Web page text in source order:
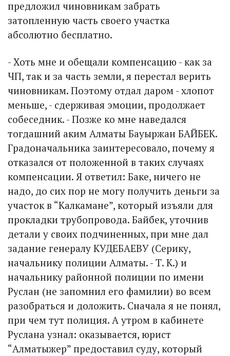
предложил чиновникам забрать
затопленную часть своего участка
абсолютно бесплатно.
- Хоть мне и обещали компенсацию - как за
ЧП, так и за часть земли, я перестал верить
чиновникам. Поэтому отдал даром - хлопот
меньше, - сдерживая эмоции, продолжает
собеседник. - Позже ко мне наведался
тогдашний аким Алматы Бауыржан БАЙБЕК.
Градоначальника заинтересовало, почему я
отказался от положенной в таких случаях
компенсации. Я ответил: Баке, ничего не
надо, до сих пор не могу получить деньги за
участок в “Калкамане”, который изъяли для
прокладки трубопровода. Байбек, уточнив
детали у своих подчиненных, при мне дал
задание генералу КУДЕБАЕВУ (Серику,
начальнику полиции Алматы. - Т. К.) и
начальнику районной полиции по имени
Руслан (не запомнил его фамилии) во всем
разобраться и доложить. Сначала я не понял,
при чем тут полиция. А утром в кабинете
Руслана узнал: оказывается, юрист
“Алматыжер” предоставил суду, который